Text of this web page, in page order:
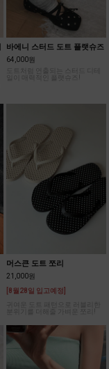
바에니 스터드 도트 플랫슈즈
64,000원
도트처럼 연출되는 스터드 디테
일이 매력적인 플랫슈즈!
머스큰 도트 쪼리
21,000원
[8월28일 입고예정]
분위기를 더해줄 가벼운 쪼리!